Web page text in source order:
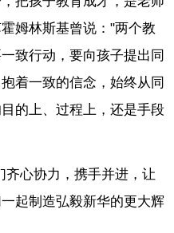
姆林斯基曾说："两个教
致行动，要向孩子提出同
着一致的信念，始终从同
的上、过程上，还是手段
齐心协力，携手并进，让
起制造弘毅新华的更大辉